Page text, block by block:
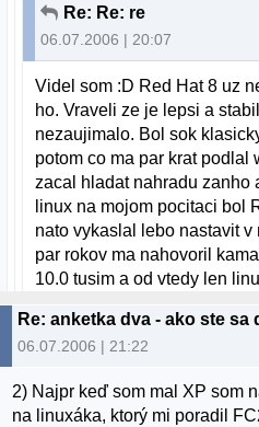
Re: Re: re
06.07.2006 | 20:07
Videl som :D Red Hat 8 uz
ho. Vraveli ze je lepsi a
nezaujimalo. Bol sok
potom co ma par krat podlal
zacal hladat nahradu zanho
linux na mojom pocitaci bol
nato vykaslal lebo nastavit
par rokov ma nahovoril
10.0 tusim a od vtedy len
06.07.2006 | 21:22
2) Najpr keď som mal XP som
na linuxáka, ktorý mi poradil